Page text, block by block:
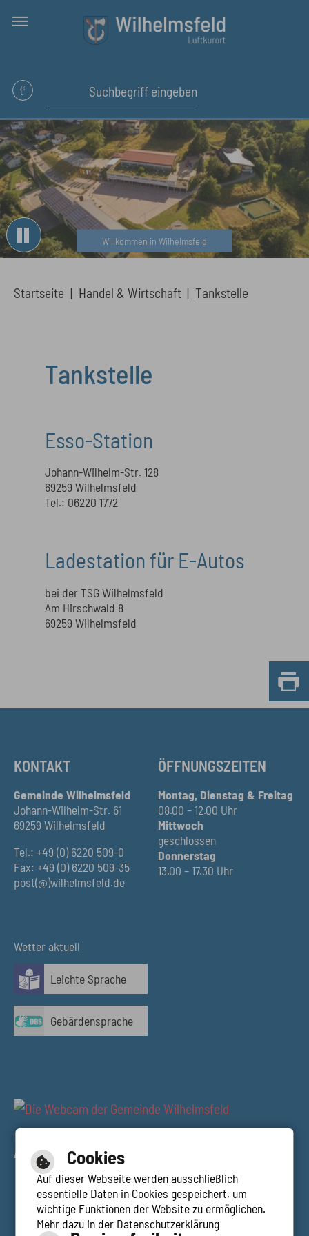
Willkommen in Wilhelmsfeld
Startseite Handel & Wirtschaft Tankstelle
Tankstelle
Esso-Station
Johann-Wilhelm-Str. 128
69259 Wilhelmsfeld
Tel.: 06220 1772
Ladestation für E-Autos
bei der TSG Wilhelmsfeld
Am Hirschwald 8
69259 Wilhelmsfeld
KONTAKT
Gemeinde Wilhelmsfeld
Johann-Wilhelm-Str. 61
69259 Wilhelmsfeld
Tel.: +49 (0) 6220 509-0
Fax: +49 (0) 6220 509-35
post(@)wilhelmsfeld.de
ÖFFNUNGSZEITEN
Montag, Dienstag & Freitag
08.00 – 12.00 Uhr
Mittwoch
geschlossen
Donnerstag
13.00 – 17.30 Uhr
Wetter aktuell
Leichte Sprache
Gebärdensprache
AUSBLICK RESTAURANT TALBLICK
Hilfe
Cookies
Auf dieser Webseite werden ausschließlich
essentielle Daten in Cookies gespeichert, um
wichtige Funktionen der Website zu ermöglichen.
Mehr dazu in der Datenschutzerklärung